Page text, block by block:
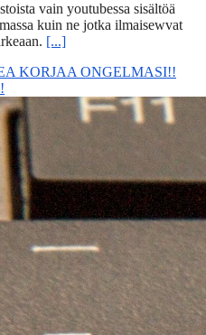
vain youtubessa sisältöä
kuin ne jotka ilmaisewvat
[...]
KORJAA ONGELMASI!!